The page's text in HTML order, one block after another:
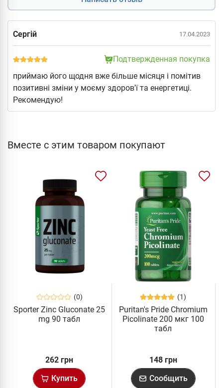
Сергій 17.04.2023
Подтвержденная покупка
приймаю його щодня вже більше місяця і помітив
позитивні зміни у моєму здоров'ї та енергетиці.
Рекомендую!
Вместе с этим товаром покупают
(0)
Sporter Zinc Gluconate 25
mg 90 табл
262 грн
Купить
(1)
Puritan's Pride Chromium
Picolinate 200 мкг 100
табл
148 грн
Сообщить